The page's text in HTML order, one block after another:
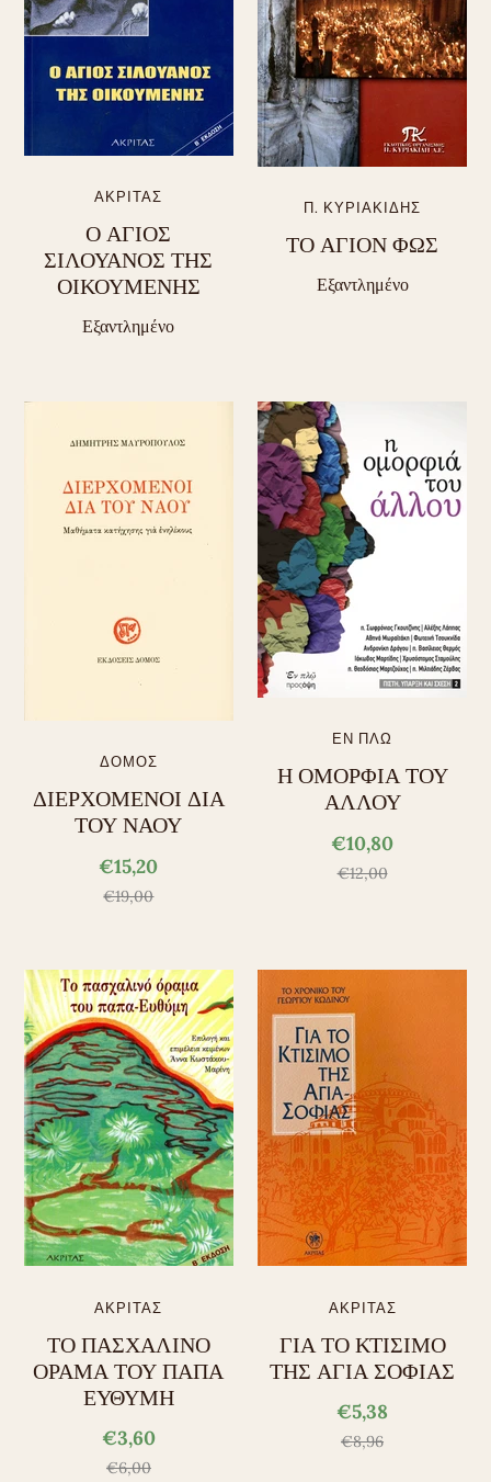
ΑΚΡΙΤΑΣ
Ο ΑΓΙΟΣ
ΣΙΛΟΥΑΝΟΣ ΤΗΣ
ΟΙΚΟΥΜΕΝΗΣ
Εξαντλημένο
Π. ΚΥΡΙΑΚΙΔΗΣ
ΤΟ ΑΓΙΟΝ ΦΩΣ
Εξαντλημένο
ΔΟΜΟΣ
ΔΙΕΡΧΟΜΕΝΟΙ ΔΙΑ
ΤΟΥ ΝΑΟΥ
€15,20
€19,00
ΕΝ ΠΛΩ
Η ΟΜΟΡΦΙΑ ΤΟΥ
ΑΛΛΟΥ
€10,80
€12,00
ΑΚΡΙΤΑΣ
ΤΟ ΠΑΣΧΑΛΙΝΟ
ΟΡΑΜΑ ΤΟΥ ΠΑΠΑ
ΕΥΘΥΜΗ
€3,60
€6,00
ΑΚΡΙΤΑΣ
ΓΙΑ ΤΟ ΚΤΙΣΙΜΟ
ΤΗΣ ΑΓΙΑ ΣΟΦΙΑΣ
€5,38
€8,96